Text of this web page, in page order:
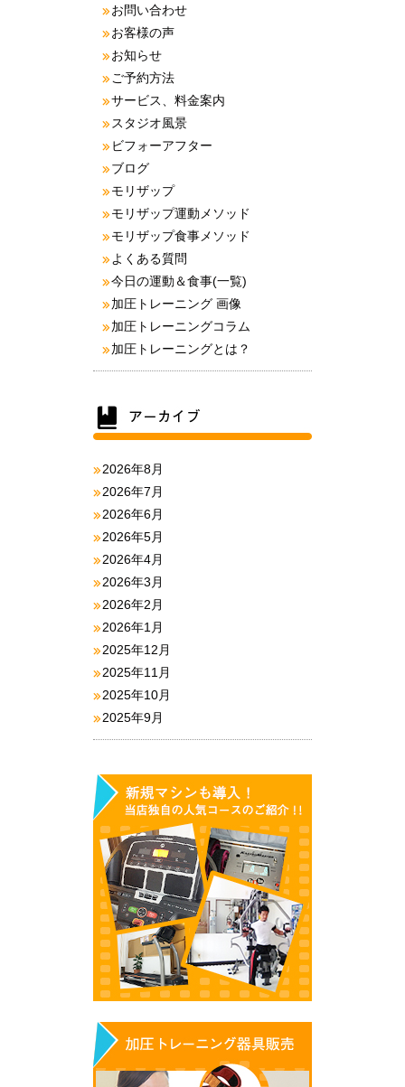
お問い合わせ
お客様の声
お知らせ
ご予約方法
サービス、料金案内
スタジオ風景
ビフォーアフター
ブログ
モリザップ
モリザップ運動メソッド
モリザップ食事メソッド
よくある質問
今日の運動＆食事(一覧)
加圧トレーニング 画像
加圧トレーニングコラム
加圧トレーニングとは？
2026年8月
2026年7月
2026年6月
2026年5月
2026年4月
2026年3月
2026年2月
2026年1月
2025年12月
2025年11月
2025年10月
2025年9月